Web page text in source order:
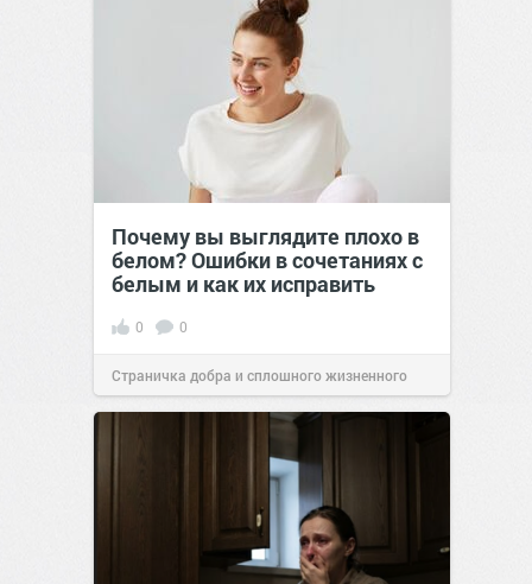
Почему вы выглядите плохо в
белом? Ошибки в сочетаниях с
белым и как их исправить
0 0
Страничка добра и сплошного жизненного
позитива!00:29Сегодня